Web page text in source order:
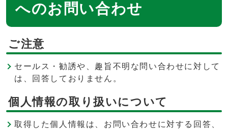
へのお問い合わせ
ご注意
セールス・勧誘や、趣旨不明な問い合わせに対して
は、回答しておりません。
個人情報の取り扱いについて
取得した個人情報は、お問い合わせに対する回答、